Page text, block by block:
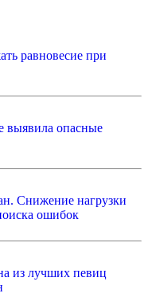
равновесие при
выявила опасные
Снижение нагрузки
ошибок
из лучших певиц